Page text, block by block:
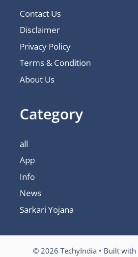
Contact Us
Disclaimer
Privacy Policy
Terms & Condition
About Us
Category
all
App
Info
News
Sarkari Yojana
© 2026 TechyIndia • Built with